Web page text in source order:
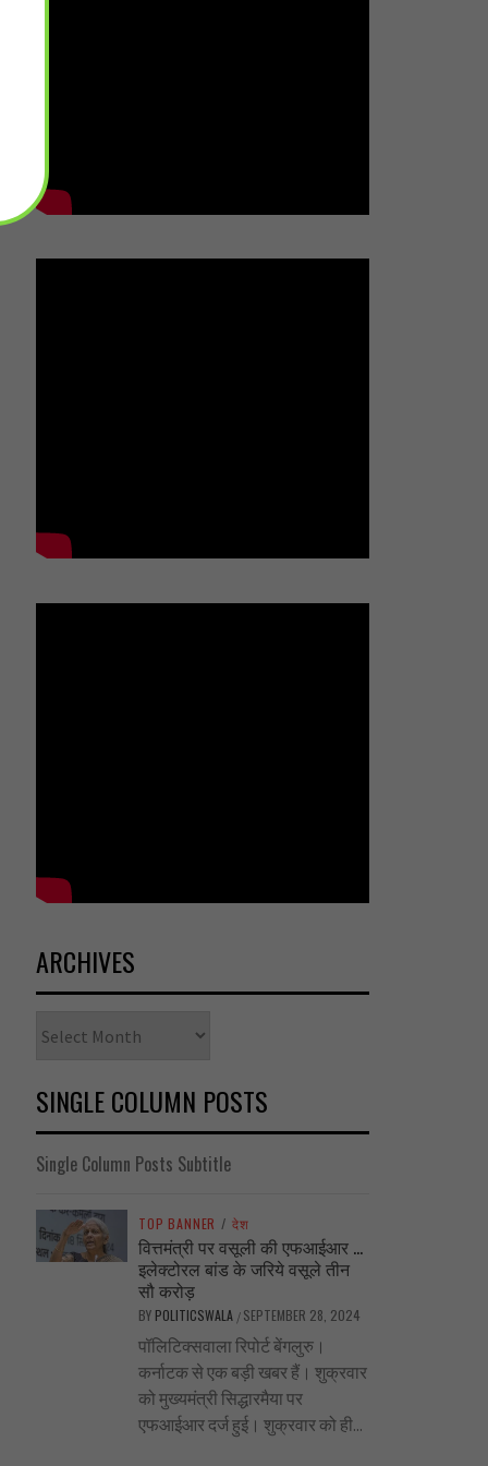
ARCHIVES
SINGLE COLUMN POSTS
Single Column Posts Subtitle
TOP BANNER / देश
वित्तमंत्री पर वसूली की एफआईआर …
इलेक्टोरल बांड के जरिये वसूले तीन
सौ करोड़
BY POLITICSWALA / SEPTEMBER 28, 2024
पॉलिटिक्सवाला रिपोर्ट बेंगलुरु।
कर्नाटक से एक बड़ी खबर हैं। शुक्रवार
को मुख्यमंत्री सिद्धारमैया पर
एफआईआर दर्ज हुई। शुक्रवार को ही...